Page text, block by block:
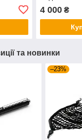
4 000₴
та новинки
–23%